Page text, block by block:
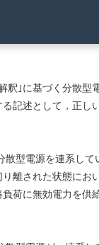
釈｣に基づく分散型
記述として，正し
型電源を連系して
離された状態にお
荷に無効電力を供